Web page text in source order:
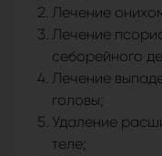
Лечение
Лечение
себорейного
Лечение
головы;
Удаление
теле;